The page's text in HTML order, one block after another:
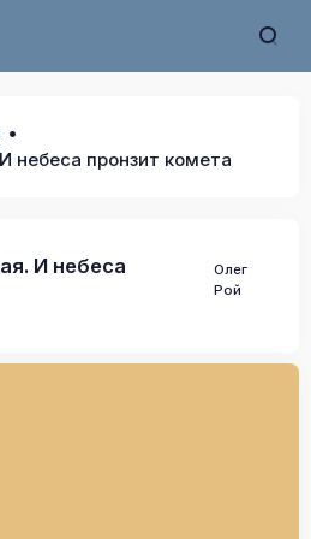
небеса пронзит комета
И небеса
Олег
Рой